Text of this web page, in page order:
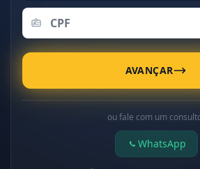
AVANÇAR
ou fale com um
WhatsApp